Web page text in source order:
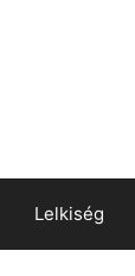
Lelkiség